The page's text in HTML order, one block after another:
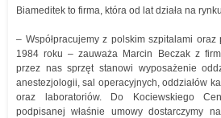
Biameditek to firma, która od lat działa na
– Współpracujemy z polskim szpitalami
1984 roku – zauważa Marcin Beczak z
przez nas sprzęt stanowi wyposażenie
anestezjologii, sal operacyjnych, oddziałów
oraz laboratoriów. Do Kociewskiego
podpisanej właśnie umowy dostarczymy